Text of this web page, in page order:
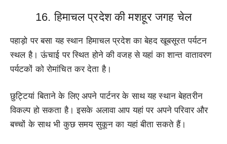
16. हिमाचल प्रदेश की मशहूर जगह चेल
पहाड़ो पर बसा यह स्थान हिमाचल प्रदेश का बेहद खूबसूरत पर्यटन
स्थल है। ऊंचाई पर स्थित होने की वजह से यहां का शान्त वातावरण
पर्यटकों को रोमांचित कर देता है।
छुट्टियां बिताने के लिए अपने पार्टनर के साथ यह स्थान बेहतरीन
विकल्प हो सकता है। इसके अलावा आप यहां पर अपने परिवार और
बच्चों के साथ भी कुछ समय सुकून का यहां बीता सकते हैं।